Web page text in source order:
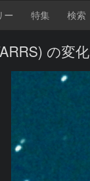
ー 特集 検索
の変化